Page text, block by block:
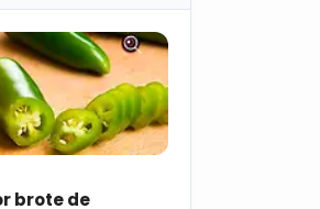
brote de